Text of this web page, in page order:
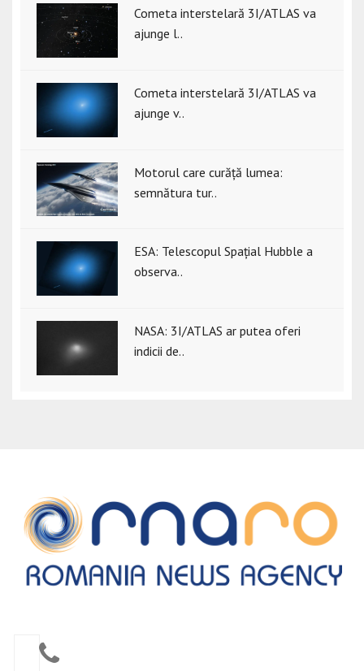
Cometa interstelară 3I/ATLAS va
ajunge l..
Cometa interstelară 3I/ATLAS va
ajunge v..
Motorul care curăță lumea:
semnătura tur..
ESA: Telescopul Spațial Hubble a
observa..
NASA: 3I/ATLAS ar putea oferi
indicii de..